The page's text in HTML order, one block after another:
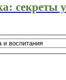
секреты